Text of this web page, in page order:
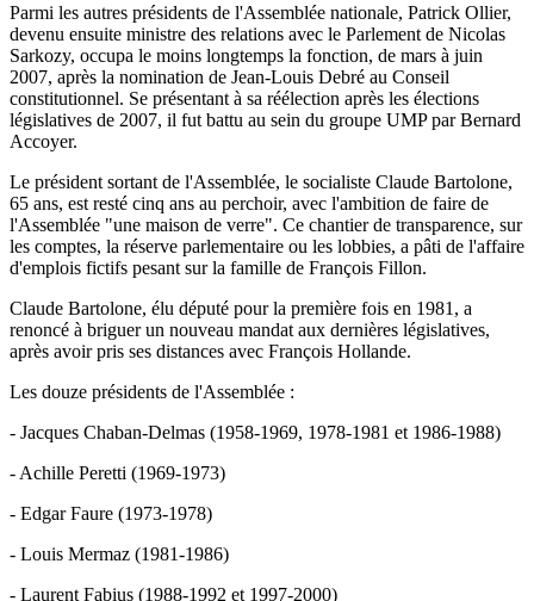
Parmi les autres présidents de l'Assemblée nationale, Patrick Ollier,
devenu ensuite ministre des relations avec le Parlement de Nicolas
Sarkozy, occupa le moins longtemps la fonction, de mars à juin
2007, après la nomination de Jean-Louis Debré au Conseil
constitutionnel. Se présentant à sa réélection après les élections
législatives de 2007, il fut battu au sein du groupe UMP par Bernard
Accoyer.
Le président sortant de l'Assemblée, le socialiste Claude Bartolone,
65 ans, est resté cinq ans au perchoir, avec l'ambition de faire de
l'Assemblée "une maison de verre". Ce chantier de transparence, sur
les comptes, la réserve parlementaire ou les lobbies, a pâti de l'affaire
d'emplois fictifs pesant sur la famille de François Fillon.
Claude Bartolone, élu député pour la première fois en 1981, a
renoncé à briguer un nouveau mandat aux dernières législatives,
après avoir pris ses distances avec François Hollande.
Les douze présidents de l'Assemblée :
- Jacques Chaban-Delmas (1958-1969, 1978-1981 et 1986-1988)
- Achille Peretti (1969-1973)
- Edgar Faure (1973-1978)
- Louis Mermaz (1981-1986)
- Laurent Fabius (1988-1992 et 1997-2000)